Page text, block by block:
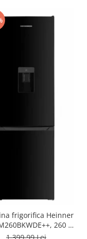
frigorifica Heinner
260 l,
E, Lumina LED,